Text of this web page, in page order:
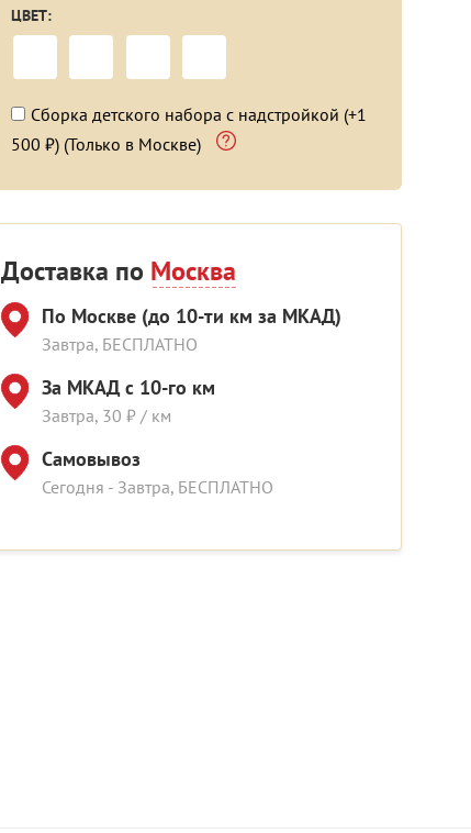
ЦВЕТ:
Сборка детского набора с надстройкой (+1
500 ₽) (Только в Москве)
Доставка по Москва
По Москве (до 10-ти км за МКАД)
Завтра, БЕСПЛАТНО
За МКАД с 10-го км
Завтра, 30 ₽ / км
Самовывоз
Сегодня - Завтра, БЕСПЛАТНО